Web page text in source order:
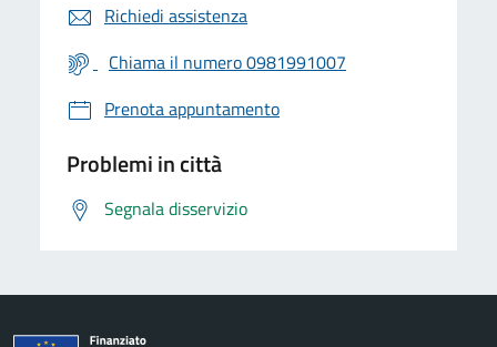
Richiedi assistenza
Chiama il numero 0981991007
Prenota appuntamento
Problemi in città
Segnala disservizio